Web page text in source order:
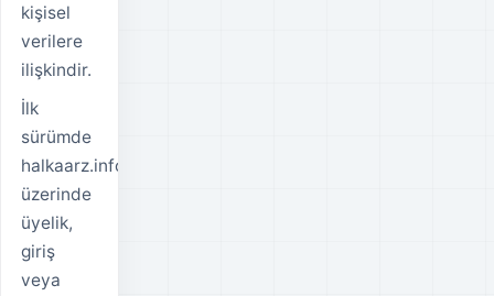
kişisel
verilere
ilişkindir.
İlk
sürümde
halkaarz.info
üzerinde
üyelik,
giriş
veya